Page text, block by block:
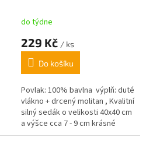
do týdne
229 Kč / ks
Do košíku
Povlak: 100% bavlna výplň: duté
vlákno + drcený molitan , Kvalitní
silný sedák o velikosti 40x40 cm
a výšce cca 7 - 9 cm krásné
pastelové barvy,